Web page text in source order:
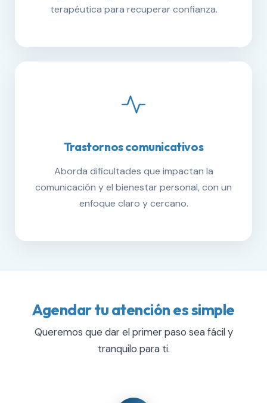
terapéutica para recuperar confianza.
Trastornos comunicativos
Aborda dificultades que impactan la
comunicación y el bienestar personal, con un
enfoque claro y cercano.
Agendar tu atención es simple
Queremos que dar el primer paso sea fácil y
tranquilo para ti.